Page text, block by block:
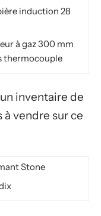
induction 28
à gaz 300 mm
thermocouple
inventaire de
vendre sur ce
Stone